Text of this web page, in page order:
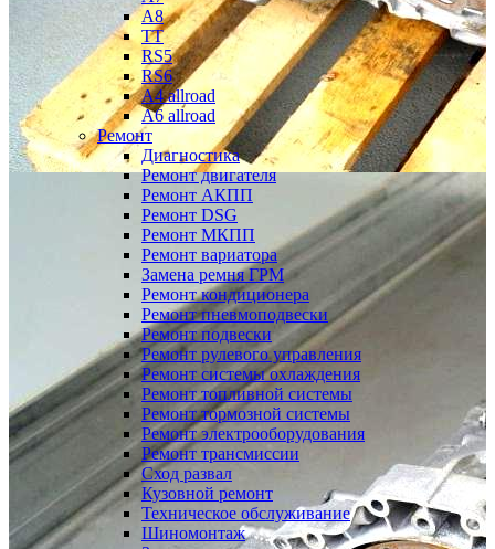
A8
TT
RS5
RS6
A4 allroad
A6 allroad
Ремонт
Диагностика
Ремонт двигателя
Ремонт АКПП
Ремонт DSG
Ремонт МКПП
Ремонт вариатора
Замена ремня ГРМ
Ремонт кондиционера
Ремонт пневмоподвески
Ремонт подвески
Ремонт рулевого управления
Ремонт системы охлаждения
Ремонт топливной системы
Ремонт тормозной системы
Ремонт электрооборудования
Ремонт трансмиссии
Сход развал
Кузовной ремонт
Техническое обслуживание
Шиномонтаж